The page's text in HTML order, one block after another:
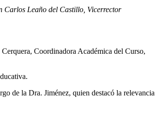
Carlos Leaño del Castillo, Vicerrector
Coordinadora Académica del Curso,
de la Dra. Jiménez, quien destacó la relevancia